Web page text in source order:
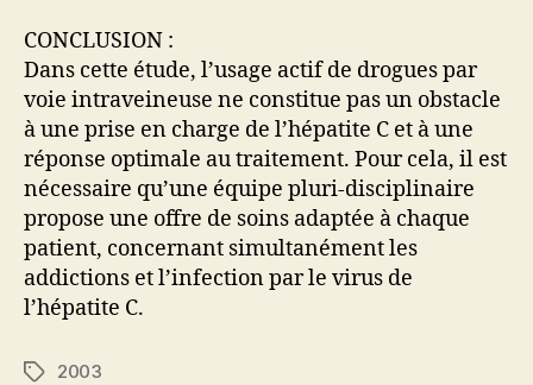
CONCLUSION :
Dans cette étude, l’usage actif de drogues par
voie intraveineuse ne constitue pas un obstacle
à une prise en charge de l’hépatite C et à une
réponse optimale au traitement. Pour cela, il est
nécessaire qu’une équipe pluri-disciplinaire
propose une offre de soins adaptée à chaque
patient, concernant simultanément les
addictions et l’infection par le virus de
l’hépatite C.
Étiquettes
2003